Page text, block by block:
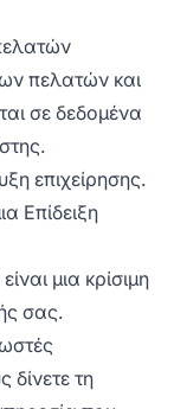
πελατών και
σε δεδομένα
επιχείρησης.
Επίδειξη
μια κρίσιμη
σας.
δίνετε τη